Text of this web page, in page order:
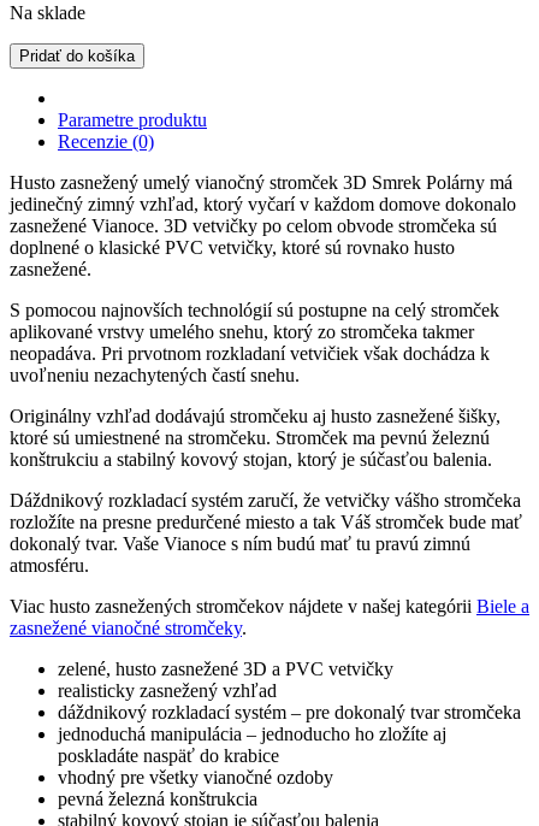
Na sklade
Pridať do košíka
Parametre produktu
Recenzie (0)
Husto zasnežený umelý vianočný stromček 3D Smrek Polárny má
jedinečný zimný vzhľad, ktorý vyčarí v každom domove dokonalo
zasnežené Vianoce. 3D vetvičky po celom obvode stromčeka sú
doplnené o klasické PVC vetvičky, ktoré sú rovnako husto
zasnežené.
S pomocou najnovších technológií sú postupne na celý stromček
aplikované vrstvy umelého snehu, ktorý zo stromčeka takmer
neopadáva. Pri prvotnom rozkladaní vetvičiek však dochádza k
uvoľneniu nezachytených častí snehu.
Originálny vzhľad dodávajú stromčeku aj husto zasnežené šišky,
ktoré sú umiestnené na stromčeku. Stromček ma pevnú železnú
konštrukciu a stabilný kovový stojan, ktorý je súčasťou balenia.
Dáždnikový rozkladací systém zaručí, že vetvičky vášho stromčeka
rozložíte na presne predurčené miesto a tak Váš stromček bude mať
dokonalý tvar. Vaše Vianoce s ním budú mať tu pravú zimnú
atmosféru.
Viac husto zasnežených stromčekov nájdete v našej kategórii Biele a
zasnežené vianočné stromčeky.
zelené, husto zasnežené 3D a PVC vetvičky
realisticky zasnežený vzhľad
dáždnikový rozkladací systém – pre dokonalý tvar stromčeka
jednoduchá manipulácia – jednoducho ho zložíte aj
poskladáte naspäť do krabice
vhodný pre všetky vianočné ozdoby
pevná železná konštrukcia
stabilný kovový stojan je súčasťou balenia